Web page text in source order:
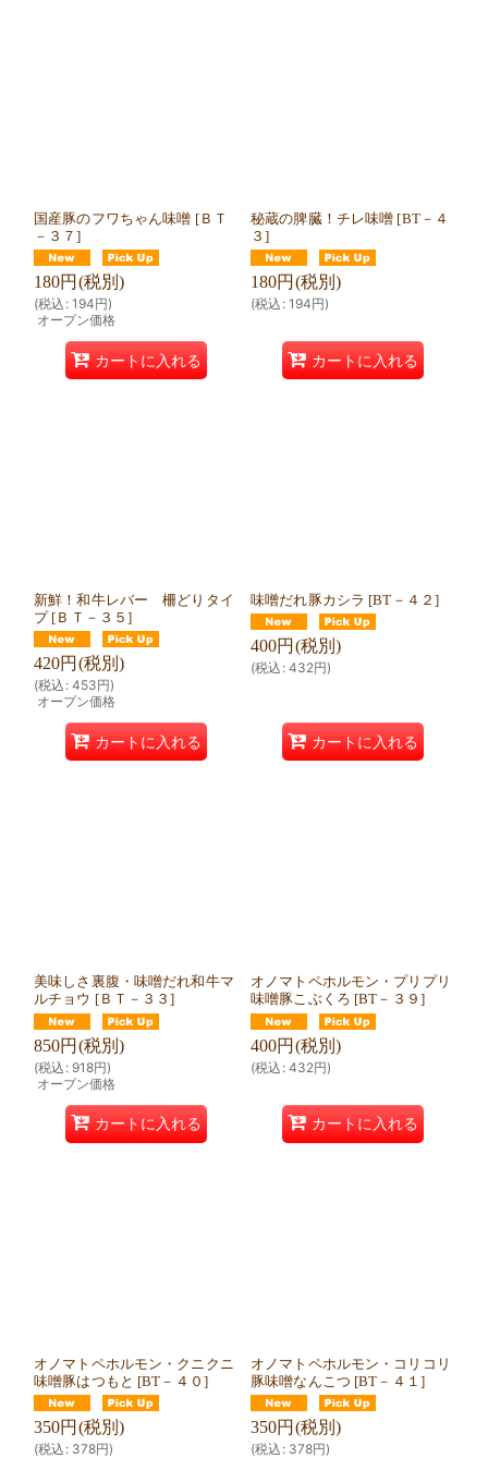
国産豚のフワちゃん味噌 [ＢＴ
－３７]
180円 (税別)
(税込 : 194円)
オープン価格
カートに入れる
秘蔵の脾臓！チレ味噌 [BT－４
３]
180円 (税別)
(税込 : 194円)
カートに入れる
新鮮！和牛レバー 柵どりタイ
プ [ ＢＴ－３５]
420円 (税別)
(税込 : 453円)
オープン価格
カートに入れる
味噌だれ豚カシラ [BT－４２ ]
400円 (税別)
(税込 : 432円)
カートに入れる
美味しさ裏腹・味噌だれ和牛マ
ルチョウ [ＢＴ－３３]
850円 (税別)
(税込 : 918円)
オープン価格
カートに入れる
オノマトペホルモン・プリプリ
味噌豚こぶくろ [BT－３９ ]
400円 (税別)
(税込 : 432円)
カートに入れる
オノマトペホルモン・クニクニ
味噌豚はつもと [BT－４０ ]
350円 (税別)
(税込 : 378円)
オノマトペホルモン・コリコリ
豚味噌なんこつ [BT－４１ ]
350円 (税別)
(税込 : 378円)